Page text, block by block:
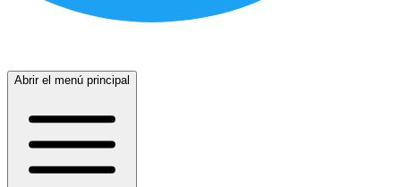
Abrir el menú principal